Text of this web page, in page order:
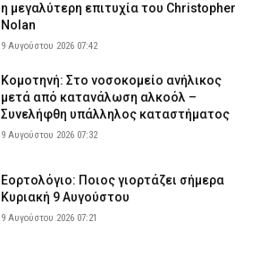
η μεγαλύτερη επιτυχία του Christopher
Nolan
9 Αυγούστου 2026 07:42
Κομοτηνή: Στο νοσοκομείο ανήλικος
μετά από κατανάλωση αλκοόλ –
Συνελήφθη υπάλληλος καταστήματος
9 Αυγούστου 2026 07:32
Εορτολόγιο: Ποιος γιορτάζει σήμερα
Κυριακή 9 Αυγούστου
9 Αυγούστου 2026 07:21